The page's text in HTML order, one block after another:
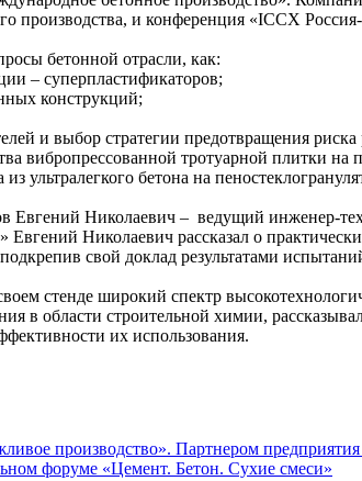
производства, и конференция «ICCX
бетонной отрасли, как:
– суперпластификаторов;
конструкций;
и выбор стратегии предотвращения риска
вибропрессованной тротуарной плитки на
бетона на
Николаевич – ведущий инженер-
Николаевич рассказал о
свой доклад результатами
стенде широкий спектр
в области строительной химии,
их использования.
производство». Партнером
форуме «Цемент. Бетон. Сухие смеси»